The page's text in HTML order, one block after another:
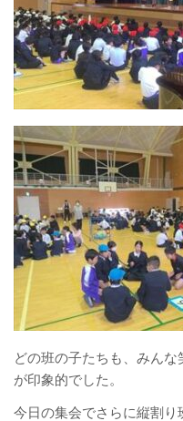
どの班の子たちも、みん
が印象的でした。
今日の集会でさらに縦割り